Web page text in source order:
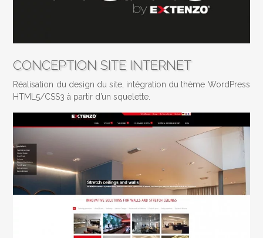
CONCEPTION SITE INTERNET
Réalisation du design du site, intégration du thème WordPress
HTML5/CSS3 à partir d’un squelette.